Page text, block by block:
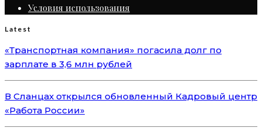
Условия использования
Latest
«Транспортная компания» погасила долг по
зарплате в 3,6 млн рублей
В Сланцах открылся обновленный Кадровый центр
«Работа России»